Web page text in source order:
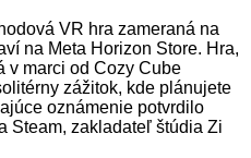
VR hra zameraná na
na Meta Horizon Store. Hra,
v marci od Cozy Cube
zážitok, kde plánujete
oznámenie potvrdilo
Steam, zakladateľ štúdia Zi